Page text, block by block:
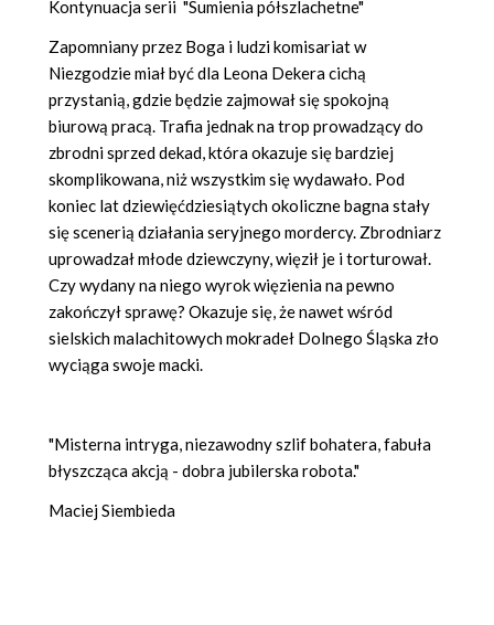
Kontynuacja serii "Sumienia półszlachetne"
Zapomniany przez Boga i ludzi komisariat w
Niezgodzie miał być dla Leona Dekera cichą
przystanią, gdzie będzie zajmował się spokojną
biurową pracą. Trafia jednak na trop prowadzący do
zbrodni sprzed dekad, która okazuje się bardziej
skomplikowana, niż wszystkim się wydawało. Pod
koniec lat dziewięćdziesiątych okoliczne bagna stały
się scenerią działania seryjnego mordercy. Zbrodniarz
uprowadzał młode dziewczyny, więził je i torturował.
Czy wydany na niego wyrok więzienia na pewno
zakończył sprawę? Okazuje się, że nawet wśród
sielskich malachitowych mokradeł Dolnego Śląska zło
wyciąga swoje macki.
"Misterna intryga, niezawodny szlif bohatera, fabuła
błyszcząca akcją - dobra jubilerska robota."
Maciej Siembieda